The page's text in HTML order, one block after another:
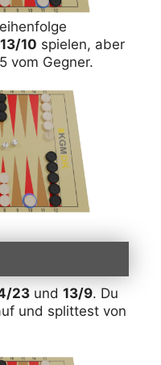
13/10 spielen, aber
vom Gegner.
23 und 13/9. Du
und splittest von